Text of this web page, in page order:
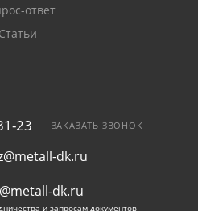
ответ
Статьи
23 ЗАКАЗАТЬ ЗВОНОК
dk.ru
dk.ru
и запросам документов